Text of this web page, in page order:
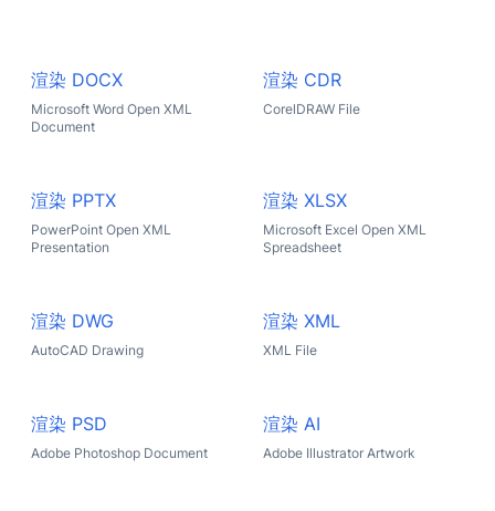
渲染 DOCX
Microsoft Word Open XML
Document
渲染 CDR
CorelDRAW File
渲染 PPTX
PowerPoint Open XML
Presentation
渲染 XLSX
Microsoft Excel Open XML
Spreadsheet
渲染 DWG
AutoCAD Drawing
渲染 XML
XML File
渲染 PSD
Adobe Photoshop Document
渲染 AI
Adobe Illustrator Artwork